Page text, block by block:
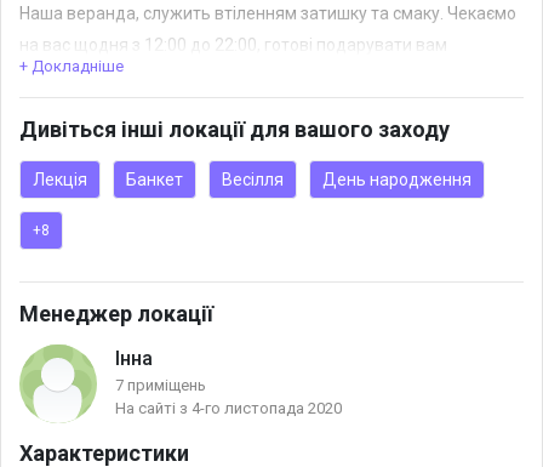
Наша веранда, служить втіленням затишку та смаку. Чекаємо
на вас щодня з 12:00 до 22:00, готові подарувати вам
найкращі страви ближнього сходу, пройняті сонячним
Будемо раді допомогти з організацією Вашої події
https://www.instagram.com/deamor.ua?
+ Докладніше
Дивіться інші локації для вашого заходу
Лекція Банкет Весілля День народження
+8
Менеджер локації
Інна
7 приміщень
На сайті з 4-го листопада 2020
Характеристики